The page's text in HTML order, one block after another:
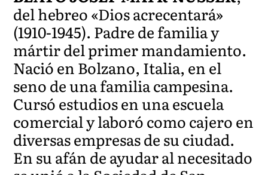
del hebreo «Dios acrecentará»
(1910-1945). Padre de familia y
mártir del primer mandamiento.
Nació en Bolzano, Italia, en el
seno de una familia campesina.
Cursó estudios en una escuela
comercial y laboró como cajero en
diversas empresas de su ciudad.
En su afán de ayudar al necesitado